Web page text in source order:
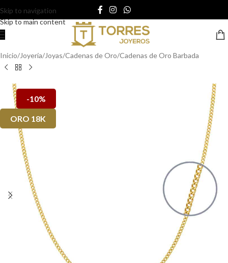
Skip to navigation
Skip to main content
Inicio/Joyería/Joyas/Cadenas de Oro/Cadenas de Oro Barbada
-10%
ORO 18K